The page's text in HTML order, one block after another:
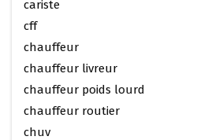
cariste
cff
chauffeur
chauffeur livreur
chauffeur poids lourd
chauffeur routier
chuv